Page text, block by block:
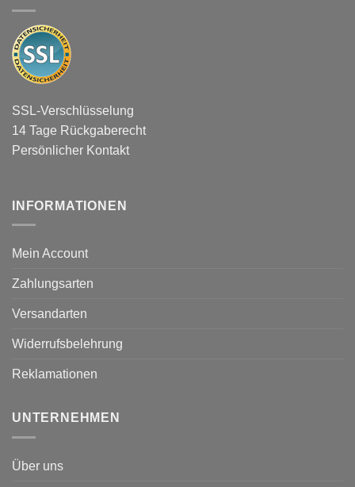
SSL-Verschlüsselung
14 Tage Rückgaberecht
Persönlicher Kontakt
INFORMATIONEN
Mein Account
Zahlungsarten
Versandarten
Widerrufsbelehrung
Reklamationen
UNTERNEHMEN
Über uns